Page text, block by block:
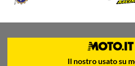
Il nostro usato su